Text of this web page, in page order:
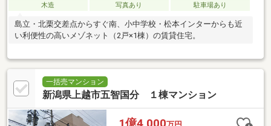
木造 写真あり 駐車場あり
島立・北栗交差点からすぐ南、小中学校・松本インターからも近
い利便性の高いメゾネット（2戸×1棟）の賃貸住宅。
一括売マンション
新潟県上越市五智国分 １棟マンション
1億4,000